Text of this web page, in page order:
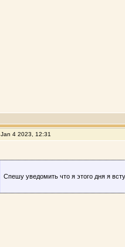
Jan 4 2023, 12:31
Спешу уведомить что я этого дня я